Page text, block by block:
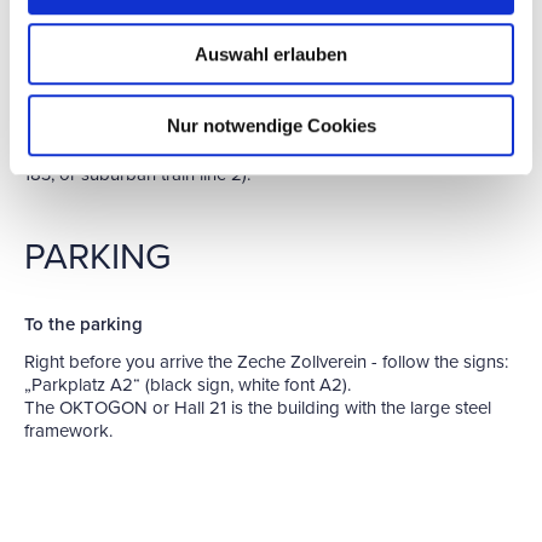
Auswahl erlauben
Nur notwendige Cookies
PUBLIC TRANSPORT
You can reach the site by public transport via the stops
„Zollverein“ (tram line 107, also „Kulturlinie“) and „Zollverein-
Nord“ (tram line 107, also „Kulturlinie“, bus line 170, bus line
183, or suburban train line 2).
PARKING
To the parking
Right before you arrive the Zeche Zollverein - follow the signs:
„Parkplatz A2“ (black sign, white font A2).
The OKTOGON or Hall 21 is the building with the large steel
framework.